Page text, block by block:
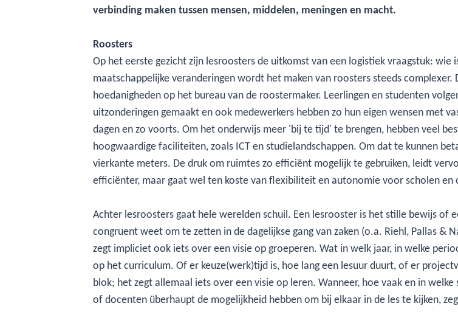
verbinding maken tussen mensen, middelen, meningen en macht.
Roosters
Op het eerste gezicht zijn lesroosters de uitkomst van een logistiek vraagstuk:
maatschappelijke veranderingen wordt het maken van roosters steeds
hoedanigheden op het bureau van de roostermaker. Leerlingen en studenten
uitzonderingen gemaakt en ook medewerkers hebben zo hun eigen wensen met
dagen en zo voorts. Om het onderwijs meer 'bij te tijd' te brengen, hebben veel
hoogwaardige faciliteiten, zoals ICT en studielandschappen. Om dat te kunnen
vierkante meters. De druk om ruimtes zo efficiënt mogelijk te gebruiken, leidt
efficiënter, maar gaat wel ten koste van flexibiliteit en autonomie voor scholen en
Achter lesroosters gaat hele werelden schuil. Een lesrooster is het stille bewijs of
congruent weet om te zetten in de dagelijkse gang van zaken (o.a. Riehl, Pallas &
zegt impliciet ook iets over een visie op groeperen. Wat in welk jaar, in welke
op het curriculum. Of er keuze(werk)tijd is, hoe lang een lesuur duurt, of er
blok; het zegt allemaal iets over een visie op leren. Wanneer, hoe vaak en in
of docenten überhaupt de mogelijkheid hebben om bij elkaar in de les te kijken,